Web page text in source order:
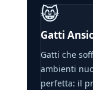
😸
Gatti
Gatti che
ambienti
perfetta: il